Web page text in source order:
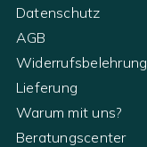
Datenschutz
AGB
Widerrufsbelehrung
Lieferung
Warum mit uns?
Beratungscenter